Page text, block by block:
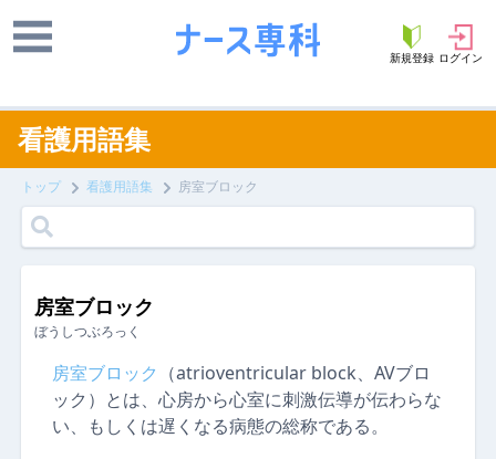
新規登録 ログイン
看護用語集
トップ 看護用語集 房室ブロック
房室ブロック
ぼうしつぶろっく
房室ブロック （atrioventricular block、AVブロ
ック）とは、心房から心室に刺激伝導が伝わらな
い、もしくは遅くなる病態の総称である。